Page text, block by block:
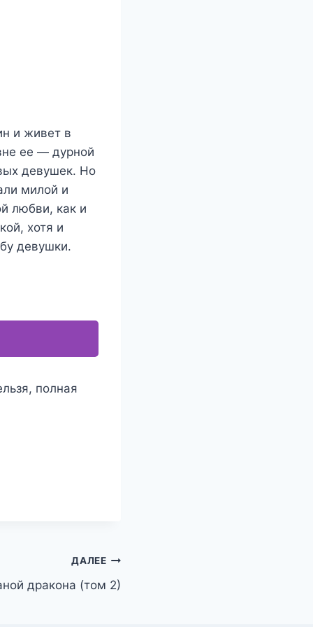
и живет в
ее — дурной
девушек. Но
милой и
любви, как и
хотя и
девушки.
полная
ДАЛЕЕ
дракона (том 2)